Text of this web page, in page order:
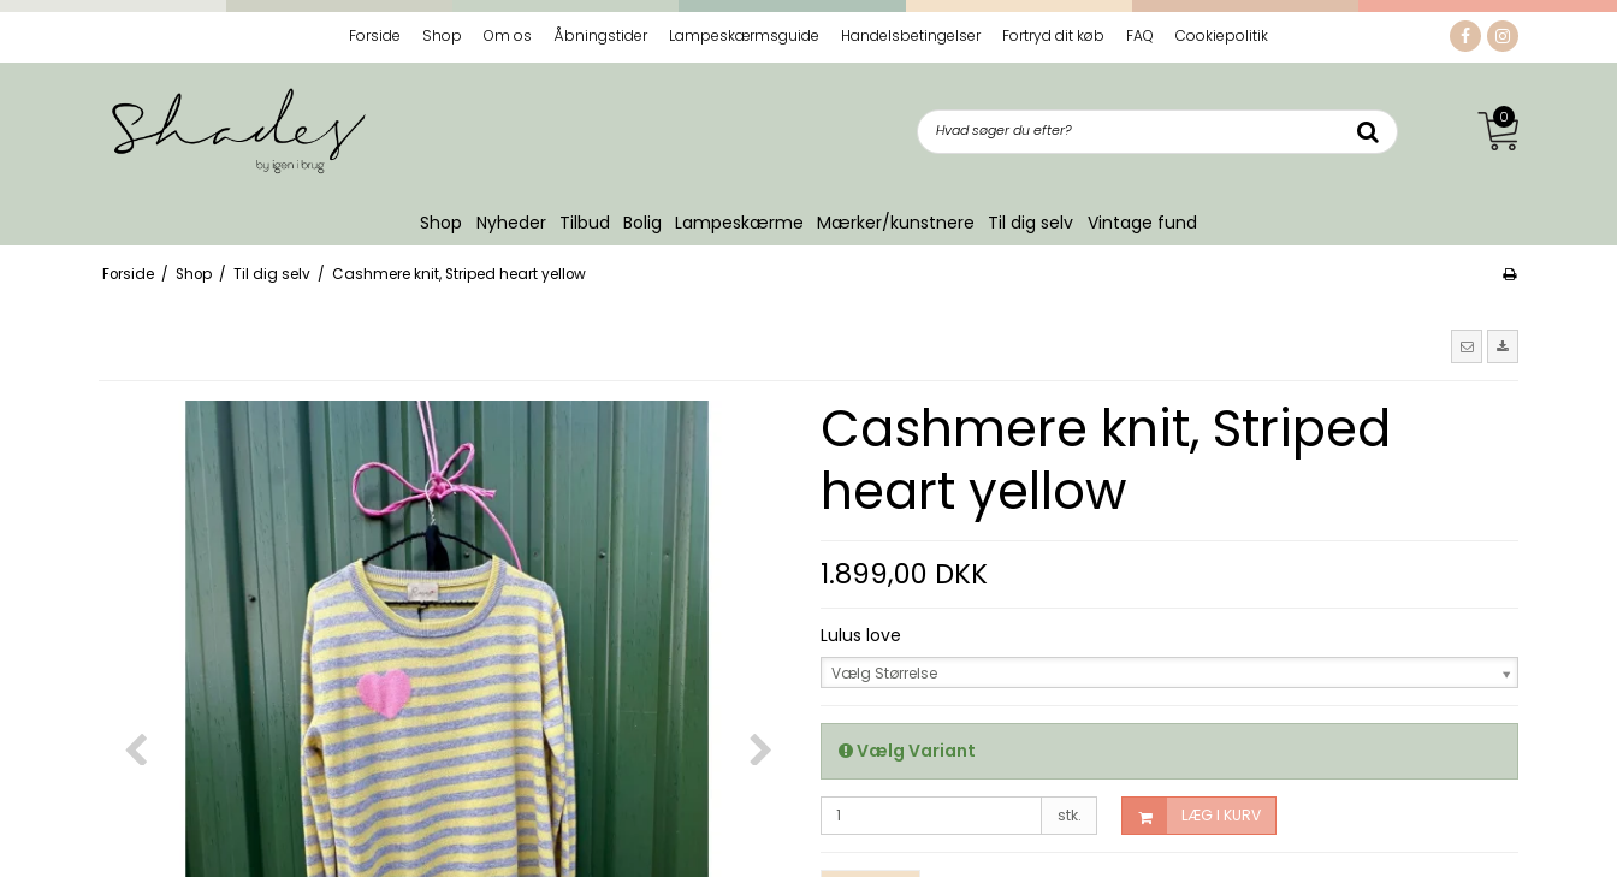
Forside Shop Om os Åbningstider Lampeskærmsguide Handelsbetingelser Fortryd dit køb FAQ Cookiepolitik
0
Shop Nyheder Tilbud Bolig Lampeskærme Mærker/kunstnere Til dig selv Vintage fund
Forside / Shop / Til dig selv / Cashmere knit, Striped heart yellow
Cashmere knit, Striped
heart yellow
1.899,00 DKK
Lulus love
Vælg Størrelse
Vælg Variant
stk. LÆG I KURV